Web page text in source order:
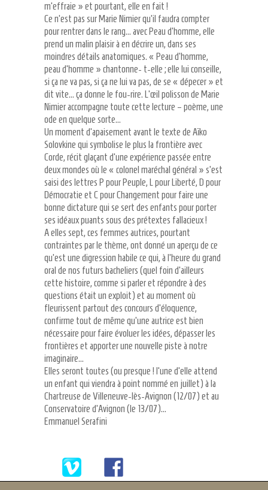
m’effraie » et pourtant, elle en fait !
Ce n’est pas sur Marie Nimier qu’il faudra compter
pour rentrer dans le rang… avec Peau d’homme, elle
prend un malin plaisir à en décrire un, dans ses
moindres détails anatomiques. « Peau d’homme,
peau d’homme » chantonne- t-elle ; elle lui conseille,
si ça ne va pas, si ça ne lui va pas, de se « dépecer » et
dit vite… ça donne le fou-rire. L’œil polisson de Marie
Nimier accompagne toute cette lecture – poème, une
ode en quelque sorte…
Un moment d’apaisement avant le texte de Aïko
Solovkine qui symbolise le plus la frontière avec
Corde, récit glaçant d’une expérience passée entre
deux mondes où le « colonel maréchal général » s’est
saisi des lettres P pour Peuple, L pour Liberté, D pour
Démocratie et C pour Changement pour faire une
bonne dictature qui se sert des enfants pour porter
ses idéaux puants sous des prétextes fallacieux !
A elles sept, ces femmes autrices, pourtant
contraintes par le thème, ont donné un aperçu de ce
qu’est une digression habile ce qui, à l’heure du grand
oral de nos futurs bacheliers (quel foin d’ailleurs
cette histoire, comme si parler et répondre à des
questions était un exploit) et au moment où
fleurissent partout des concours d’éloquence,
confirme tout de même qu’une autrice est bien
nécessaire pour faire évoluer les idées, dépasser les
frontières et apporter une nouvelle piste à notre
imaginaire…
Elles seront toutes (ou presque ! l’une d’elle attend
un enfant qui viendra à point nommé en juillet) à la
Chartreuse de Villeneuve-lès-Avignon (12/07) et au
Conservatoire d’Avignon (le 13/07)…
Emmanuel Serafini